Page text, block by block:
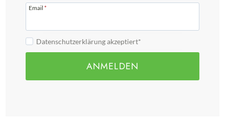
Email *
Datenschutzerklärung akzeptiert*
ANMELDEN